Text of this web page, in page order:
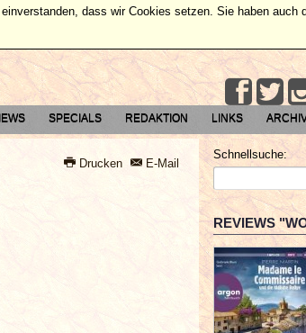
SPECIALS REDAKTION LINKS
Drucken E-Mail
Schnellsuche:
REVIEWS
dass wir Cookies setzen. Sie haben auch